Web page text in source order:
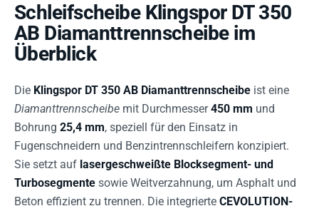
Schleifscheibe Klingspor DT 350
AB Diamanttrennscheibe im
Überblick
Die Klingspor DT 350 AB Diamanttrennscheibe ist eine
Diamanttrennscheibe mit Durchmesser450 mm und
Bohrung 25,4 mm, speziell für den Einsatz in
Fugenschneidern und Benzintrennschleifern konzipiert.
Sie setzt auf lasergeschweißte Blocksegment- und
Turbosegmente sowie Weitverzahnung, um Asphalt und
Beton effizient zu trennen. Die integrierte CEVOLUTION-